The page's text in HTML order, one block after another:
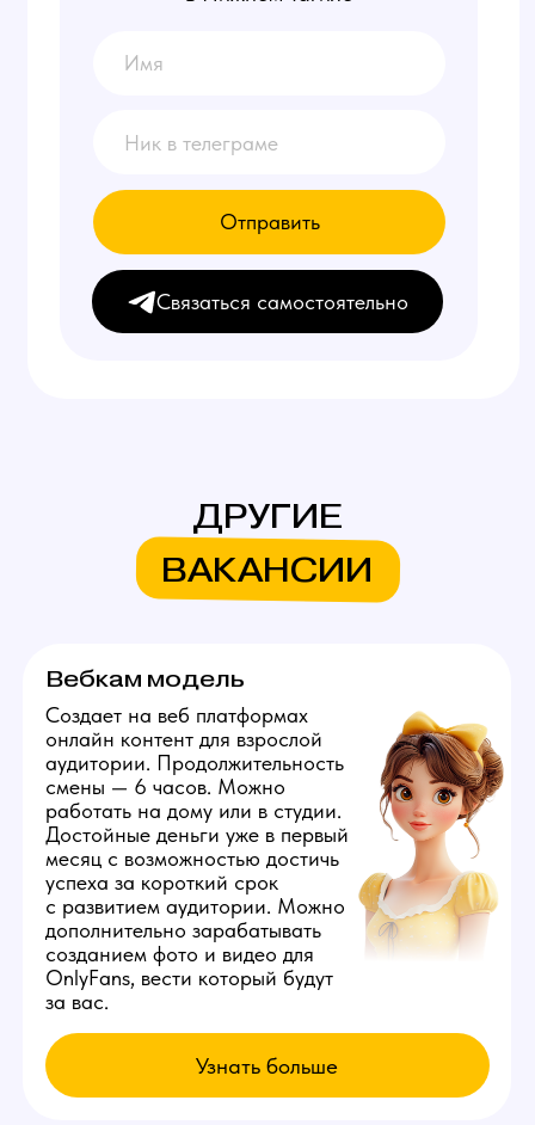
youmaybe.global@gmail.com
+79384727352
Связаться с нами: